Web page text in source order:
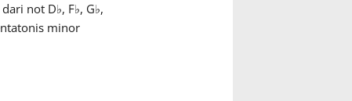
not D♭, F♭, G♭,
minor